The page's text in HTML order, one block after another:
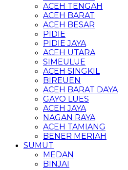
ACEH TENGAH
ACEH BARAT
ACEH BESAR
PIDIE
PIDIE JAYA
ACEH UTARA
SIMEULUE
ACEH SINGKIL
BIREUEN
ACEH BARAT DAYA
GAYO LUES
ACEH JAYA
NAGAN RAYA
ACEH TAMIANG
BENER MERIAH
SUMUT
MEDAN
BINJAI